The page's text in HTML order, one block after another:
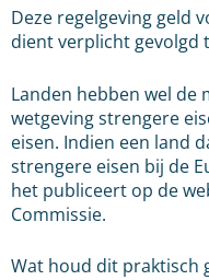
Deze regelgeving geld
dient verplicht gevolgd
Landen hebben wel de
wetgeving strengere
eisen. Indien een land
strengere eisen bij de
het publiceert op de
Commissie.
Wat houd dit praktisch